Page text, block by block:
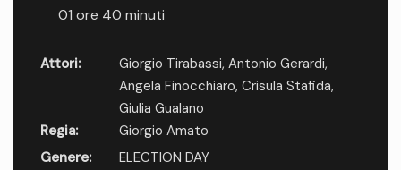
01 ore 40 minuti
Attori: Giorgio Tirabassi, Antonio Gerardi,
Angela Finocchiaro, Crisula Stafida,
Giulia Gualano
Regia:
Giorgio Amato
Genere:
ELECTION DAY